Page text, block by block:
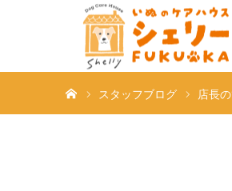
スタッフブログ 店長